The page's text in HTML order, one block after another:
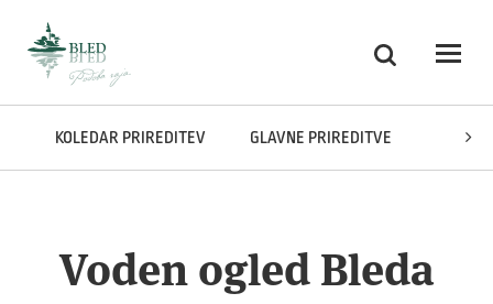
Iskanje
Odpri
KOLEDAR PRIREDITEV GLAVNE PRIREDITVE
Voden ogled Bleda